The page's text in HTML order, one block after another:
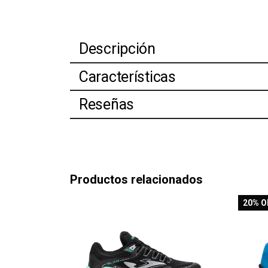
Descripción
Características
Reseñas
Productos relacionados
20%